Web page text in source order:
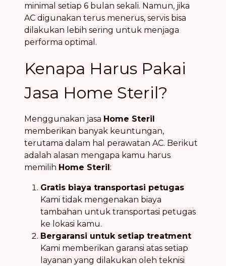
minimal setiap 6 bulan sekali. Namun, jika
AC digunakan terus menerus, servis bisa
dilakukan lebih sering untuk menjaga
performa optimal.
Kenapa Harus Pakai
Jasa Home Steril?
Menggunakan jasa Home Steril
memberikan banyak keuntungan,
terutama dalam hal perawatan AC. Berikut
adalah alasan mengapa kamu harus
memilih Home Steril:
Gratis biaya transportasi petugas
Kami tidak mengenakan biaya
tambahan untuk transportasi petugas
ke lokasi kamu.
Bergaransi untuk setiap treatment
Kami memberikan garansi atas setiap
layanan yang dilakukan oleh teknisi